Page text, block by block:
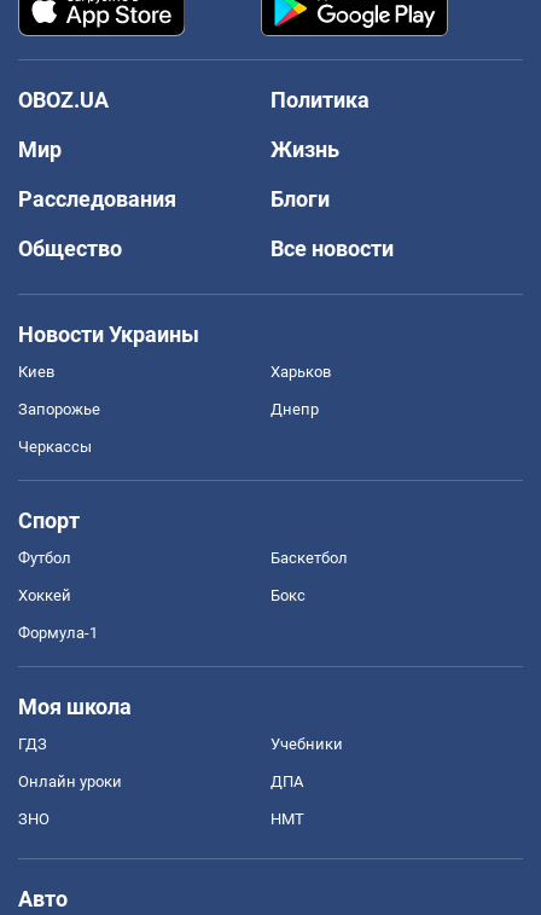
OBOZ.UA
Политика
Мир
Жизнь
Расследования
Блоги
Общество
Все новости
Новости Украины
Киев Харьков
Запорожье Днепр
Черкассы
Спорт
Футбол Баскетбол
Хоккей Бокс
Формула-1
Моя школа
ГДЗ Учебники
Онлайн уроки ДПА
ЗНО НМТ
Авто